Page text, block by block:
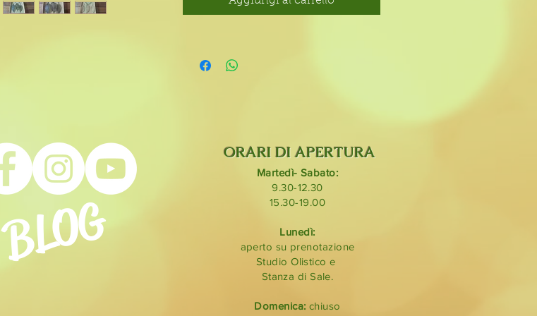
Parure nella colorazione: Oro rosa e/o
Nera
BLOG
ORARI DI APERTURA
Martedì- Sabato:
9.30-12.30
15.30-19.00
Lunedì:
aperto su prenotazione
Studio Olistico e
Stanza di Sale.
Domenica: chiuso